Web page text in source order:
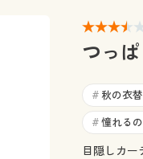
ド
・ラグ・ファブリック
つっ
# 秋の衣
# 憧れる
目隠しカー